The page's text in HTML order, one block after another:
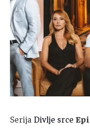
SerijaDivlje srce